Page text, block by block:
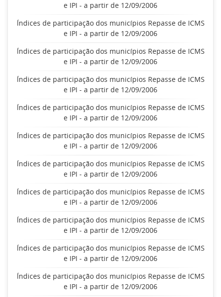
e IPI - a partir de 12/09/2006
Índices de participação dos municípios Repasse de ICMS
e IPI - a partir de 12/09/2006
Índices de participação dos municípios Repasse de ICMS
e IPI - a partir de 12/09/2006
Índices de participação dos municípios Repasse de ICMS
e IPI - a partir de 12/09/2006
Índices de participação dos municípios Repasse de ICMS
e IPI - a partir de 12/09/2006
Índices de participação dos municípios Repasse de ICMS
e IPI - a partir de 12/09/2006
Índices de participação dos municípios Repasse de ICMS
e IPI - a partir de 12/09/2006
Índices de participação dos municípios Repasse de ICMS
e IPI - a partir de 12/09/2006
Índices de participação dos municípios Repasse de ICMS
e IPI - a partir de 12/09/2006
Índices de participação dos municípios Repasse de ICMS
e IPI - a partir de 12/09/2006
Índices de participação dos municípios Repasse de ICMS
e IPI - a partir de 12/09/2006